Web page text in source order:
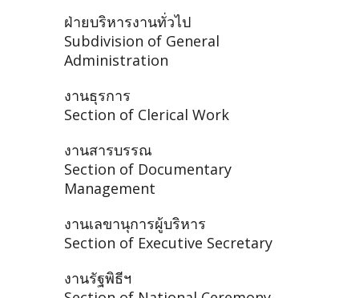
ฝ่ายบริหารงานทั่วไป
Subdivision of General
Administration
งานธุรการ
Section of Clerical Work
งานสารบรรณ
Section of Documentary
Management
งานเลขานุการผู้บริหาร
Section of Executive Secretary
งานรัฐพิธีฯ